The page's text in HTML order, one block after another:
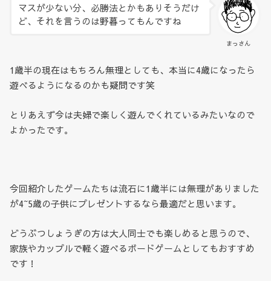
まっさん
マスが少ない分、必勝法とかもありそうだけ
ど、それを言うのは野暮ってもんですね
1歳半の現在はもちろん無理としても、本当に4歳になったら
遊べるようになるのかも疑問です笑
とりあえず今は夫婦で楽しく遊んでくれているみたいなので
よかったです。
今回紹介したゲームたちは流石に1歳半には無理がありました
が4~5歳の子供にプレゼントするなら最適だと思います。
どうぶつしょうぎの方は大人同士でも楽しめると思うので、
家族やカップルで軽く遊べるボードゲームとしてもおすすめ
です！